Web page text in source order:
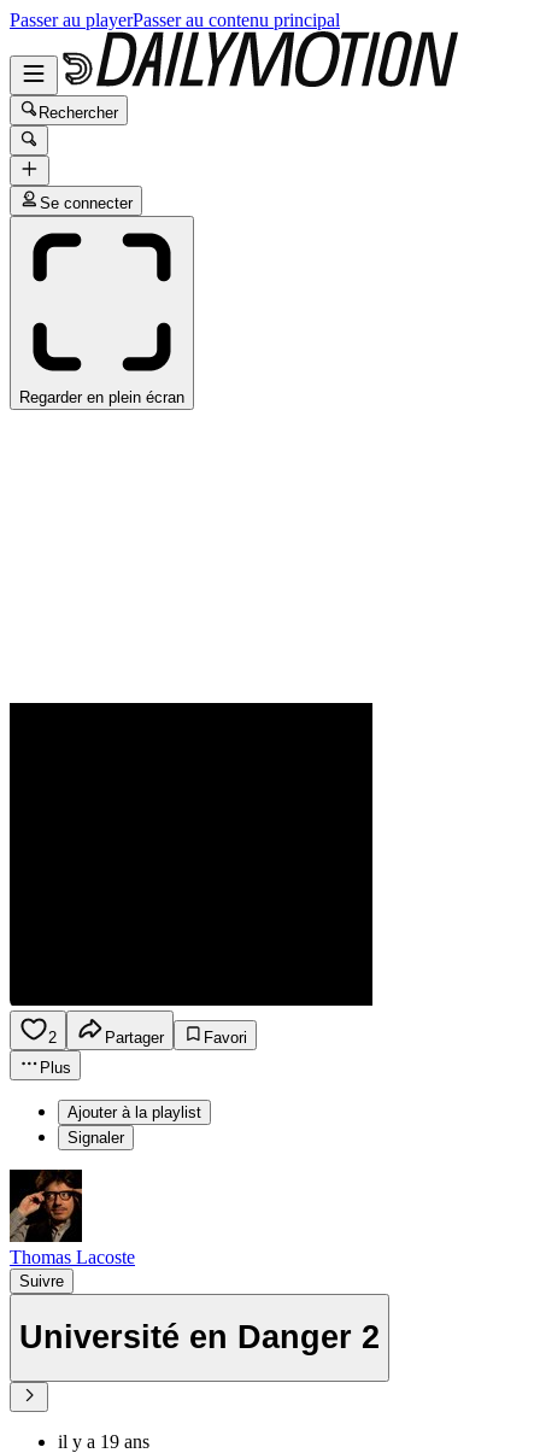
Passer au playerPasser au contenu principal
Rechercher
Se connecter
Regarder en plein écran
2 Partager
Favori
Plus
Ajouter à la playlist
Signaler
Thomas Lacoste
Suivre
Université en Danger 2
il y a 19 ans